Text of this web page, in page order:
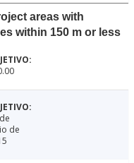
areas with
within 150 m or less
de